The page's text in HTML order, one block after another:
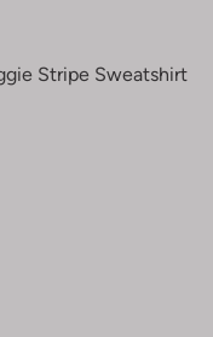
Stripe Sweatshirt